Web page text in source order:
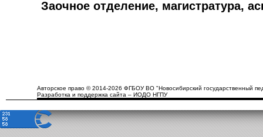
Заочное отделение, магистратура,
Авторское право © 2014-2026 ФГБОУ ВО "Новосибирский государственный
Разработка и поддержка сайта – ИОДО НГПУ